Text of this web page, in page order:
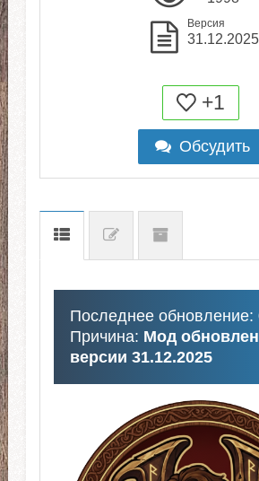
Версия
31.12.2025
+1
Обсудить
Последнее обновление:
Причина: Мод
версии 31.12.2025